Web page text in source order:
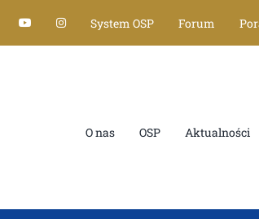
System OSP Forum
O nas OSP Aktualności